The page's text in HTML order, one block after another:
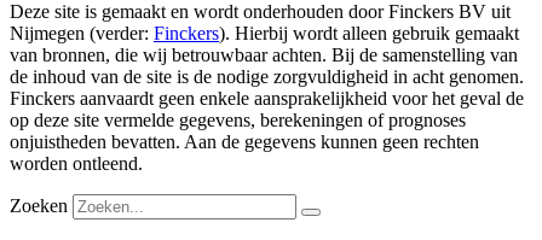
Deze site is gemaakt en wordt onderhouden door Finckers BV uit
Nijmegen (verder: Finckers). Hierbij wordt alleen gebruik gemaakt
van bronnen, die wij betrouwbaar achten. Bij de samenstelling van
de inhoud van de site is de nodige zorgvuldigheid in acht genomen.
Finckers aanvaardt geen enkele aansprakelijkheid voor het geval de
op deze site vermelde gegevens, berekeningen of prognoses
onjuistheden bevatten. Aan de gegevens kunnen geen rechten
worden ontleend.
Zoeken